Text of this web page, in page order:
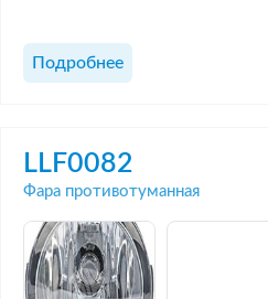
Подробнее
LLF0082
Фара противотуманная